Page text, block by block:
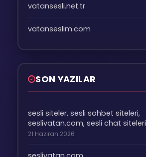
vatansesli.net.tr
vatanseslim.com
SON YAZILAR
sesli siteler, sesli sohbet siteleri,
seslivatan.com, sesli chat siteleri
21 Haziran 2026